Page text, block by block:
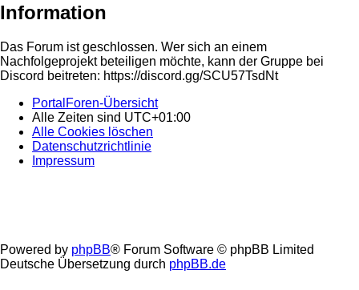
Information
Das Forum ist geschlossen. Wer sich an einem
Nachfolgeprojekt beteiligen möchte, kann der Gruppe bei
Discord beitreten: https://discord.gg/SCU57TsdNt
Portal Foren-Übersicht
Alle Zeiten sind UTC+01:00
Alle Cookies löschen
Datenschutzrichtlinie
Impressum
Powered by phpBB® Forum Software © phpBB Limited
Deutsche Übersetzung durch phpBB.de